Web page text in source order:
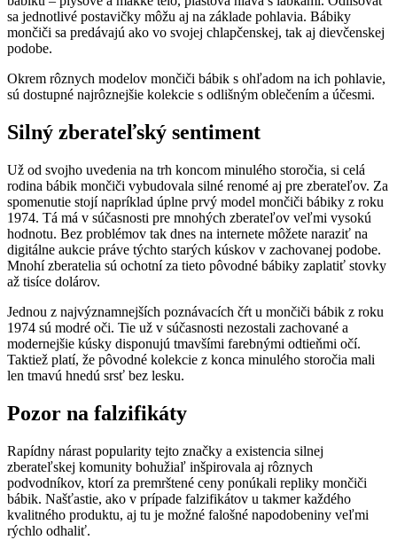
sa jednotlivé postavičky môžu aj na základe pohlavia. Bábiky
mončiči sa predávajú ako vo svojej chlapčenskej, tak aj dievčenskej
podobe.
Okrem rôznych modelov mončiči bábik s ohľadom na ich pohlavie,
sú dostupné najrôznejšie kolekcie s odlišným oblečením a účesmi.
Silný zberateľský sentiment
Už od svojho uvedenia na trh koncom minulého storočia, si celá
rodina bábik mončiči vybudovala silné renomé aj pre zberateľov. Za
spomenutie stojí napríklad úplne prvý model mončiči bábiky z roku
1974. Tá má v súčasnosti pre mnohých zberateľov veľmi vysokú
hodnotu. Bez problémov tak dnes na internete môžete naraziť na
digitálne aukcie práve týchto starých kúskov v zachovanej podobe.
Mnohí zberatelia sú ochotní za tieto pôvodné bábiky zaplatiť stovky
až tisíce dolárov.
Jednou z najvýznamnejších poznávacích čŕt u mončiči bábik z roku
1974 sú modré oči. Tie už v súčasnosti nezostali zachované a
modernejšie kúsky disponujú tmavšími farebnými odtieňmi očí.
Taktiež platí, že pôvodné kolekcie z konca minulého storočia mali
len tmavú hnedú srsť bez lesku.
Pozor na falzifikáty
Rapídny nárast popularity tejto značky a existencia silnej
zberateľskej komunity bohužiaľ inšpirovala aj rôznych
podvodníkov, ktorí za premrštené ceny ponúkali repliky mončiči
bábik. Našťastie, ako v prípade falzifikátov u takmer každého
kvalitného produktu, aj tu je možné falošné napodobeniny veľmi
rýchlo odhaliť.